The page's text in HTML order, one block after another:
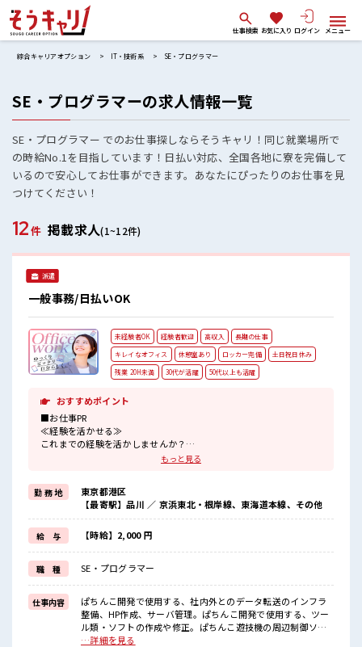
仕事検索 お気に入り ログイン メニュー
綜合キャリアオプション IT・技術系 SE・プログラマー
SE・プログラマーの求人情報一覧
SE・プログラマー でのお仕事探しならそうキャリ！同じ就業場所で
の時給No.1を目指しています！日払い対応、全国各地に寮を完備して
いるので安心してお仕事ができます。あなたにぴったりのお仕事を見
つけてください！
12件 掲載求人(1~12件)
派遣
一般事務/日払いOK
未経験者OK 経験者歓迎 高収入
長期の仕事
キレイなオフィス
休憩室あり ロッカー完備
土日祝日休み
残業 20H未満
30代が活躍 50代以上も活躍
おすすめポイント
■お仕事PR
≪経験を活かせる≫
これまでの経験を活かしませんか？
≪1日1時間程の残業で収入アップ≫
残業は月20時間未満で、
ほどよく稼げます♪
≪週休2日制≫
週末は家族や友人と一緒にプライベート満喫！
≪自分に向いている仕事が探せる≫
困った事などがあれば、
担当がしっかりサポートします！
■職場の雰囲気
休憩室でホッと一息リフレッシュ！
ロッカーあり！
安心してお仕事に集中♪
もっと見る
勤 務 地
東京都港区
【最寄駅】品川 ／ 京浜東北・根岸線、東海道本線、その他
給 与 【時給】2,000 円
職 種 SE・プログラマー
仕事内容
ぱちんこ開発で使用する、社内外とのデータ転送のインフラ
整備、HP作成、サーバ管理。ぱちんこ開発で使用する、ツー
ル類・ソフトの作成や修正。ぱちんこ遊技機の周辺制御ソフ
トのベースプログラムの開発。 ■お仕事PR ≪経験を活かせる
…詳細を見る